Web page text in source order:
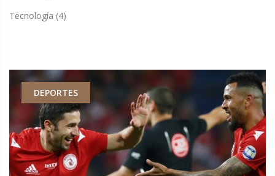
Tecnología (4)
DEPORTES